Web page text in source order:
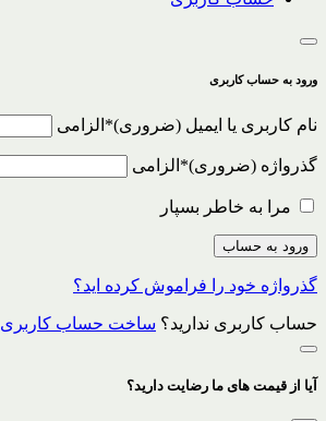
ورود به حساب کاربری
نام کاربری یا ایمیل * الزامی
گذرواژه * الزامی
مرا به خاطر بسپار
ورود به حساب
گذرواژه خود را فراموش کرده اید؟
حساب کاربری ندارید؟ ساخت حساب کاربری
آیا از قیمت های ما رضایت دارید؟